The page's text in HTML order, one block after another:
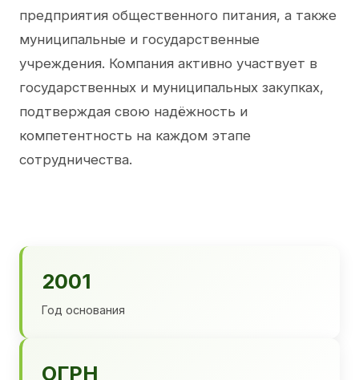
предприятия общественного питания, а также
муниципальные и государственные
учреждения. Компания активно участвует в
государственных и муниципальных закупках,
подтверждая свою надёжность и
компетентность на каждом этапе
сотрудничества.
2001
Год основания
ОГРН